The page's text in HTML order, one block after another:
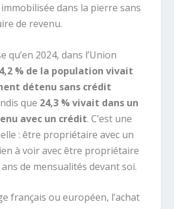
dans la pierre sans
de revenu.
qu’en 2024, dans l’Union
% de la population vivait
détenu sans crédit
que 24,3 % vivait dans un
avec un crédit. C’est une
: être propriétaire avec un
à voir avec être propriétaire
de mensualités devant soi.
français ou européen, l’achat